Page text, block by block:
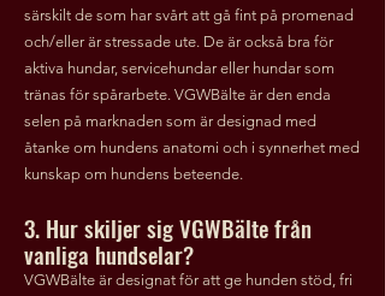
särskilt de som har svårt att gå fint på promenad
och/eller är stressade ute. De är också bra för
aktiva hundar, servicehundar eller hundar som
tränas för spårarbete. VGWBälte är den enda
selen på marknaden som är designad med
åtanke om hundens anatomi och i synnerhet med
kunskap om hundens beteende.
3. Hur skiljer sig VGWBälte från
vanliga hundselar?
VGWBälte är designat för att ge hunden stöd, fri